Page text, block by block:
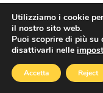
Utilizziamo i cookie
il nostro sito web.
Puoi scoprire di più
disattivarli nelle
Accetta Reject